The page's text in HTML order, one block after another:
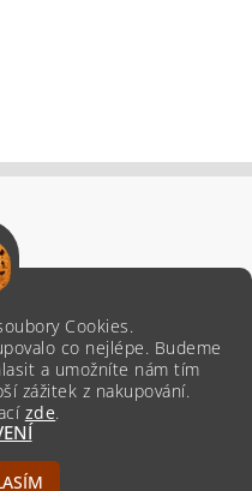
Cookies.
co nejlépe. Budeme
a umožníte nám tím
zážitek z nakupování.
zde.